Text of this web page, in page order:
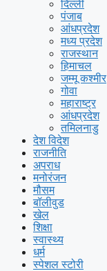
दिल्ली
पंजाब
आंधप्रदेश
मध्य प्रदेश
राजस्थान
हिमाचल
जम्मू कश्मीर
गोवा
महाराष्ट्र
आंधप्रदेश
तमिलनाडु
देश विदेश
राजनीति
अपराध
मनोरंजन
मौसम
बॉलीवुड
खेल
शिक्षा
स्वास्थ्य
धर्म
स्पेशल स्टोरी